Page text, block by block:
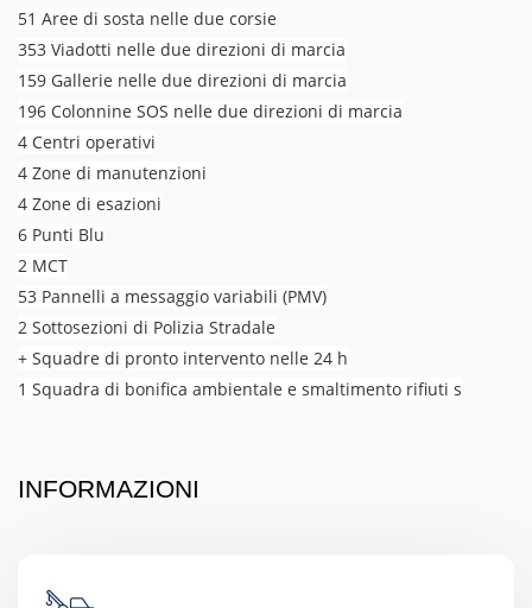
51 Aree di sosta nelle due corsie
353 Viadotti nelle due direzioni di marcia
159 Gallerie nelle due direzioni di marcia
196 Colonnine SOS nelle due direzioni di marcia
4 Centri operativi
4 Zone di manutenzioni
4 Zone di esazioni
6 Punti Blu
2 MCT
53 Pannelli a messaggio variabili (PMV)
2 Sottosezioni di Polizia Stradale
+ Squadre di pronto intervento nelle 24 h
1 Squadra di bonifica ambientale e smaltimento rifiuti s
INFORMAZIONI